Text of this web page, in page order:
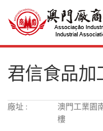
君信食品加
廠址 :
澳門工業園
樓